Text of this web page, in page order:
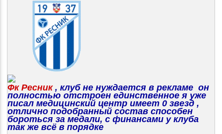
Фк Ресник, клуб не нуждается в рекламе он
полностью отстроен единственное я уже
писал медицинский центр имеет 0 звезд ,
отлично подобранный состав способен
бороться за медали, с финансами у клуба
так же всё в порядке